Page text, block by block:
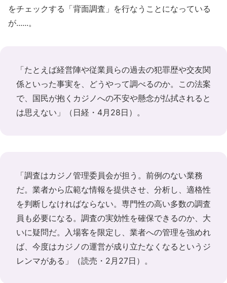
をチェックする「背面調査」を行なうことになっている
が......。
「たとえば経営陣や従業員らの過去の犯罪歴や交友関
係といった事実を、どうやって調べるのか。この法案
で、国民が抱くカジノへの不安や懸念が払拭されると
は思えない」（日経・4月28日）。
「調査はカジノ管理委員会が担う。前例のない業務
だ。業者から広範な情報を提供させ、分析し、適格性
を判断しなければならない。専門性の高い多数の調査
員も必要になる。調査の実効性を確保できるのか、大
いに疑問だ。入場客を限定し、業者への管理を強めれ
ば、今度はカジノの運営が成り立たなくなるというジ
レンマがある」（読売・2月27日）。